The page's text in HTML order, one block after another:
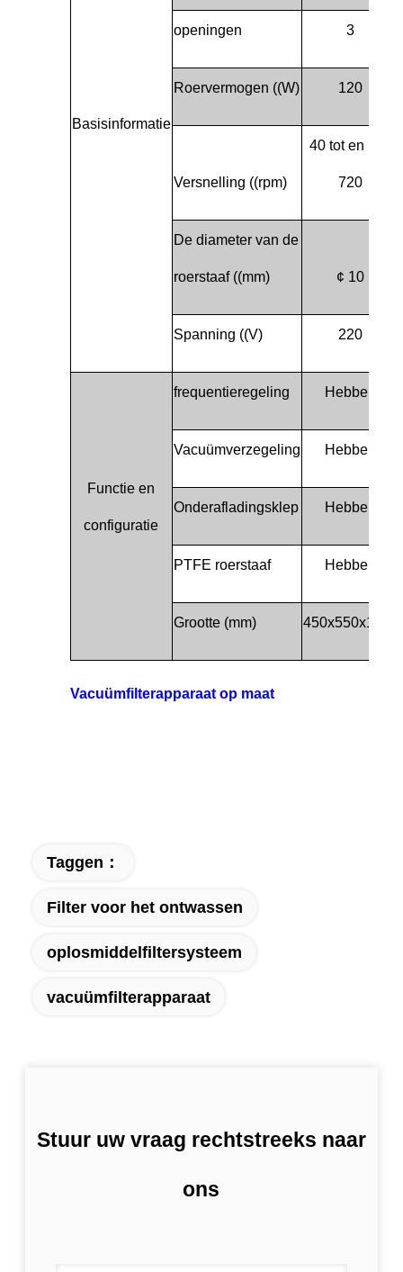
Basisinformatie
openingen 3
Roervermogen ((W) 120
Versnelling ((rpm)
40 tot en met
720
De diameter van de
roerstaaf ((mm) ¢ 10
Spanning ((V) 220
Functie en
configuratie
frequentieregeling Hebben
Vacuümverzegeling Hebben
Onderafladingsklep Hebben
PTFE roerstaaf Hebben
Grootte (mm) 450x550x1200
Vacuümfilterapparaat op maat
Taggen：
Filter voor het ontwassen
oplosmiddelfiltersysteem
vacuümfilterapparaat
Stuur uw vraag rechtstreeks naar
ons